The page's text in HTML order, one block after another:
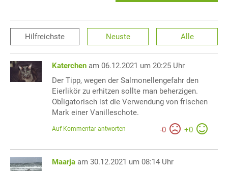
Hilfreichste Neuste Alle
Katerchen am 06.12.2021 um 20:25 Uhr
Der Tipp, wegen der Salmonellengefahr den
Eierlikör zu erhitzen sollte man beherzigen.
Obligatorisch ist die Verwendung von frischen
Mark einer Vanilleschote.
-0 +0
Auf Kommentar antworten
Maarja am 30.12.2021 um 08:14 Uhr